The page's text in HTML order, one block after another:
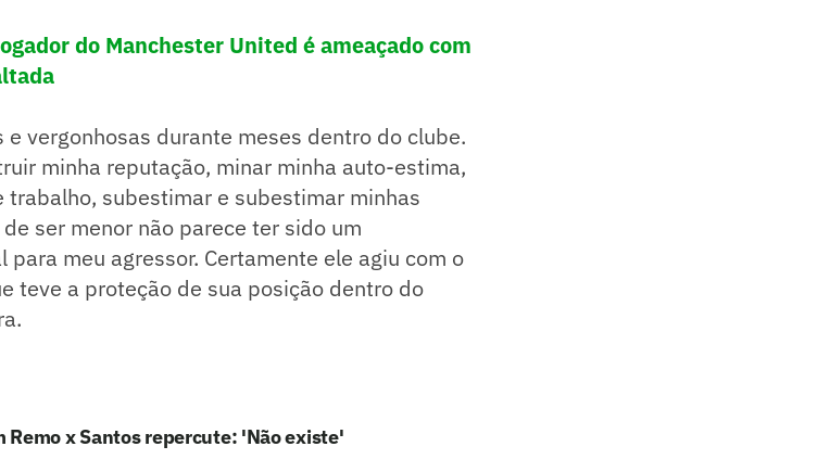
do Manchester United é ameaçado com
vergonhosas durante meses dentro do clube.
minha reputação, minar minha auto-estima,
subestimar e subestimar minhas
ser menor não parece ter sido um
meu agressor. Certamente ele agiu com o
teve a proteção de sua posição dentro do
Remo x Santos repercute: 'Não existe'